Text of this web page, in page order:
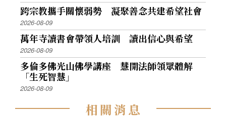
跨宗教攜手關懷弱勢 凝聚善念共建希望社會
2026-08-09
萬年寺讀書會帶領人培訓 讀出信心與希望
2026-08-09
多倫多佛光山佛學講座 慧開法師領眾體解
「生死智慧」
2026-08-09
相關消息